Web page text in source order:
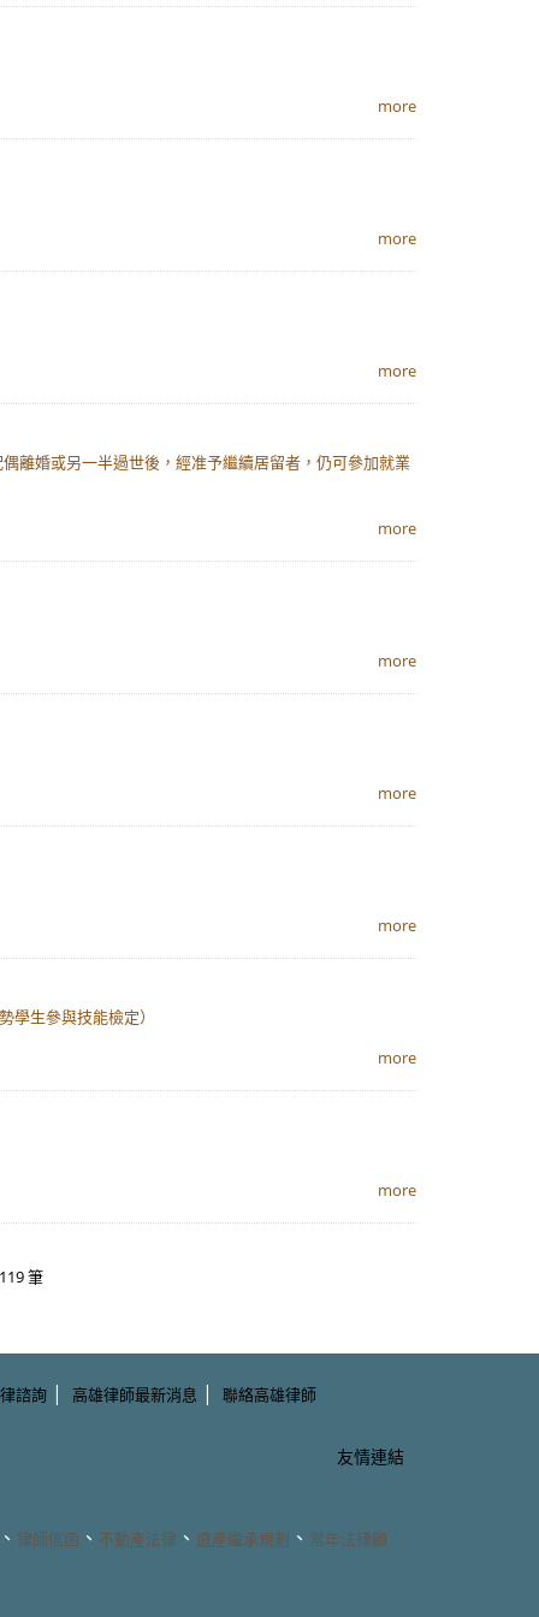
more
more
more
離婚或另一半過世後，經准予繼續居留者，仍可參加就業
more
more
more
more
生參與技能檢定）
more
more
筆
諮詢 | 高雄律師最新消息 | 聯絡高雄律師
友情連結
律師信函 、 不動產法律 、 遺產繼承規劃 、 常年法律顧